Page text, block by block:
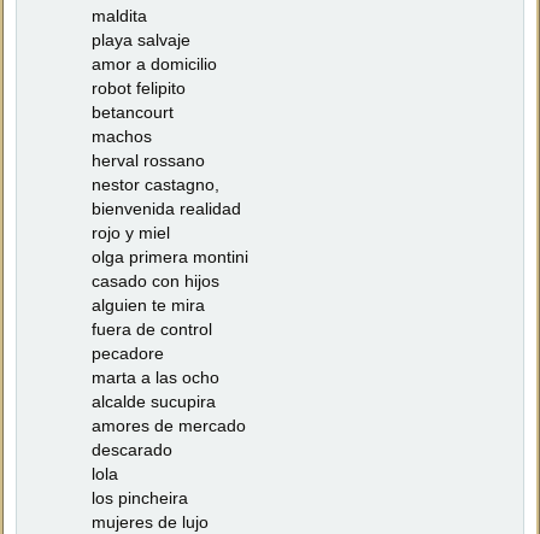
maldita
playa salvaje
amor a domicilio
robot felipito
betancourt
machos
herval rossano
nestor castagno,
bienvenida realidad
rojo y miel
olga primera montini
casado con hijos
alguien te mira
fuera de control
pecadore
marta a las ocho
alcalde sucupira
amores de mercado
descarado
lola
los pincheira
mujeres de lujo